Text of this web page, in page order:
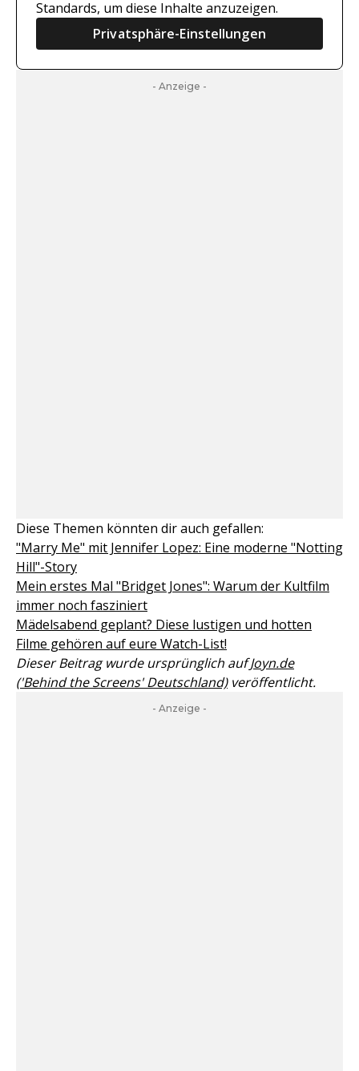
Standards, um diese Inhalte anzuzeigen.
Privatsphäre-Einstellungen
- Anzeige -
Diese Themen könnten dir auch gefallen:
"Marry Me" mit Jennifer Lopez: Eine moderne "Notting
Hill"-Story
Mein erstes Mal "Bridget Jones": Warum der Kultfilm
immer noch fasziniert
Mädelsabend geplant? Diese lustigen und hotten
Filme gehören auf eure Watch-List!
Dieser Beitrag wurde ursprünglich aufJoyn.de
('Behind the Screens' Deutschland)veröffentlicht.
- Anzeige -